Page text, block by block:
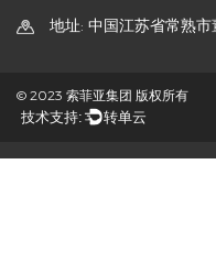
地址: 中国江苏省常熟
© 2023 索菲亚集团 版权所有
技术支持: 转单云